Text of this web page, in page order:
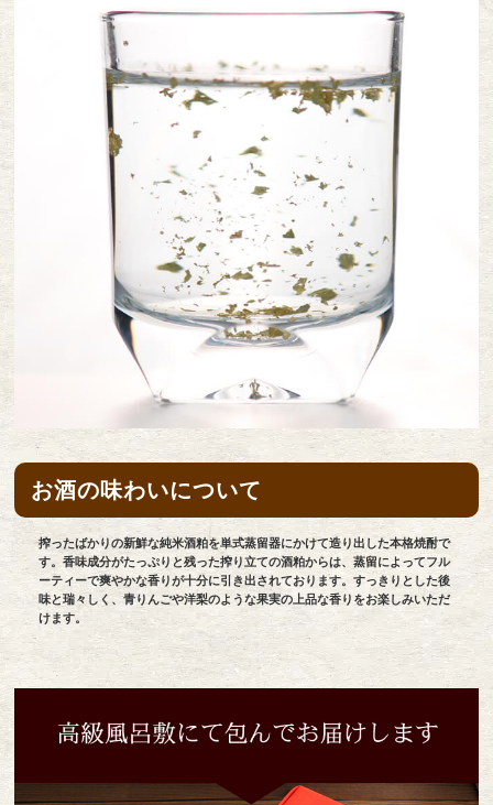
お酒の味わいについて
搾ったばかりの新鮮な純米酒粕を単式蒸留器にかけて造り出した本格焼酎で
す。香味成分がたっぷりと残った搾り立ての酒粕からは、蒸留によってフル
ーティーで爽やかな香りが十分に引き出されております。すっきりとした後
味と瑞々しく、青りんごや洋梨のような果実の上品な香りをお楽しみいただ
けます。